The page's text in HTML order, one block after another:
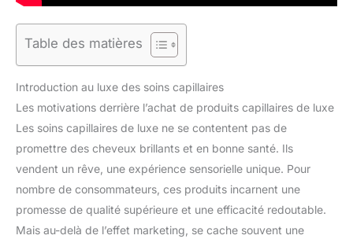
Table des matières
Introduction au luxe des soins capillaires
Les motivations derrière l’achat de produits capillaires de luxe
Les soins capillaires de luxe ne se contentent pas de
promettre des cheveux brillants et en bonne santé. Ils
vendent un rêve, une expérience sensorielle unique. Pour
nombre de consommateurs, ces produits incarnent une
promesse de qualité supérieure et une efficacité redoutable.
Mais au-delà de l’effet marketing, se cache souvent une